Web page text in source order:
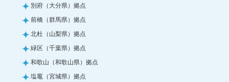
別府（大分県）拠点
前橋（群馬県）拠点
北杜（山梨県）拠点
緑区（千葉県）拠点
和歌山（和歌山県）拠点
塩竈（宮城県）拠点